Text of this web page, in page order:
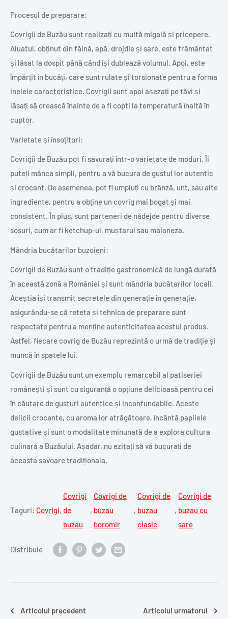
Procesul de preparare:
Covrigii de Buzău sunt realizați cu multă migală și pricepere.
Aluatul, obținut din făină, apă, drojdie și sare, este frământat
și lăsat la dospit până când își dublează volumul. Apoi, este
împărțit în bucăți, care sunt rulate și torsionate pentru a forma
inelele caracteristice. Covrigii sunt apoi așezați pe tăvi și
lăsați să crească înainte de a fi copti la temperatură înaltă în
cuptor.
Varietate și însoțitori:
Covrigii de Buzău pot fi savurați într-o varietate de moduri. Îi
puteți mânca simpli, pentru a vă bucura de gustul lor autentic
și crocant. De asemenea, pot fi umpluți cu brânză, unt, sau alte
ingrediente, pentru a obține un covrig mai bogat și mai
consistent. În plus, sunt parteneri de nădejde pentru diverse
sosuri, cum ar fi ketchup-ul, muștarul sau maioneza.
Mândria bucătarilor buzoieni:
Covrigii de Buzău sunt o tradiție gastronomică de lungă durată
în această zonă a României și sunt mândria bucătarilor locali.
Aceștia își transmit secretele din generație în generație,
asigurându-se că reteta și tehnica de preparare sunt
respectate pentru a menține autenticitatea acestui produs.
Astfel, fiecare covrig de Buzău reprezintă o urmă de tradiție și
muncă în spatele lui.
Covrigii de Buzău sunt un exemplu remarcabil al patiseriei
românești și sunt cu siguranță o opțiune delicioasă pentru cei
în căutare de gusturi autentice și inconfundabile. Aceste
delicii crocante, cu aroma lor atrăgătoare, încântă papilele
gustative și sunt o modalitate minunată de a explora cultura
culinară a Buzăului. Așadar, nu ezitați să vă bucurați de
aceasta savoare tradiționala.
Taguri: Covrigi,
Covrigi
de
buzau
,
Covrigi de
buzau
boromir
,
Covrigi de
buzau
clasic
,
Covrigi de
buzau cu
sare
Distribuie
Articolul precedent Articolul urmatorul